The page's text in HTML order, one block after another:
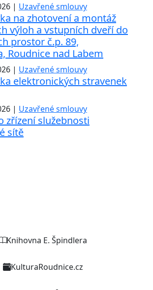
| Uzavřené smlouvy
na zhotovení a montáž
výloh a vstupních dveří do
prostor č.p. 89,
Roudnice nad Labem
| Uzavřené smlouvy
elektronických stravenek
| Uzavřené smlouvy
zřízení služebnosti
sítě
Knihovna E. Špindlera
KulturaRoudnice.cz